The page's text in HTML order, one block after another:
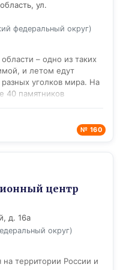
рейду с
бесплатное
и жителей
лекции и
ул.
федеральный округ)
– одно из таких
и летом едут
уголков мира. На
40 памятников
горного
поможет Центр туризма
Центра – поиск новых
Специалисты
города Сатки самые
мероприятия, а так же
экстремальными
и гостеприимства
рынках услуг,
№ 160
центр
д. 16а
округ)
территории России и